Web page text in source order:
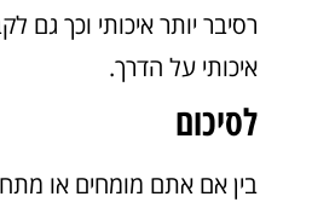
רסיבר יותר איכותי וכך גם
איכותי על הדרך.
לסיכום
בין אם אתם מומחים או